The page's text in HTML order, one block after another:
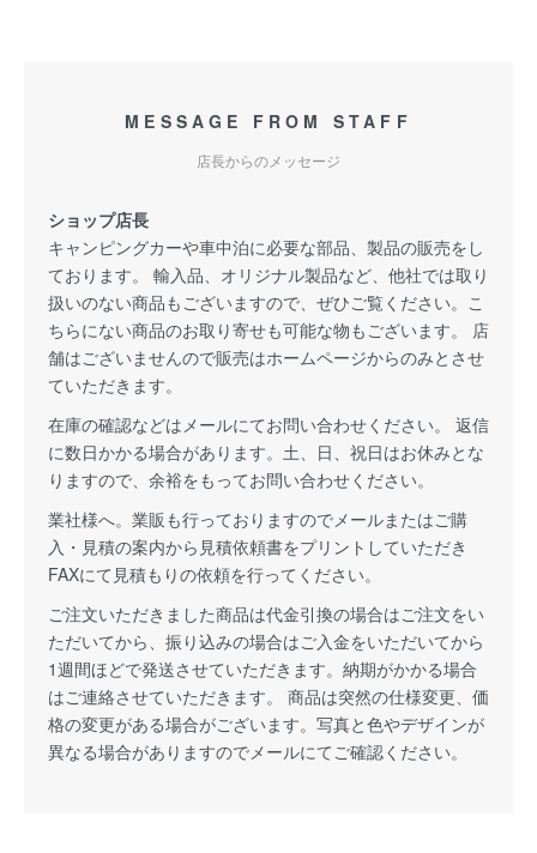
MESSAGE FROM STAFF
店長からのメッセージ
ショップ店長
キャンピングカーや車中泊に必要な部品、製品の販売をし
ております。 輸入品、オリジナル製品など、他社では取り
扱いのない商品もございますので、ぜひご覧ください。こ
ちらにない商品のお取り寄せも可能な物もございます。 店
舗はございませんので販売はホームページからのみとさせ
ていただきます。
在庫の確認などはメールにてお問い合わせください。 返信
に数日かかる場合があります。土、日、祝日はお休みとな
りますので、余裕をもってお問い合わせください。
業社様へ。業販も行っておりますのでメールまたはご購
入・見積の案内から見積依頼書をプリントしていただき
FAXにて見積もりの依頼を行ってください。
ご注文いただきました商品は代金引換の場合はご注文をい
ただいてから、振り込みの場合はご入金をいただいてから
1週間ほどで発送させていただきます。納期がかかる場合
はご連絡させていただきます。 商品は突然の仕様変更、価
格の変更がある場合がございます。写真と色やデザインが
異なる場合がありますのでメールにてご確認ください。